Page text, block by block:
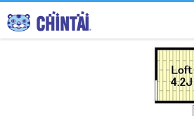
沿線・駅
住所から